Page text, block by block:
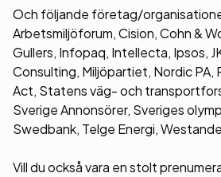
Och följande företag/
Arbetsmiljöforum, Cision, Cohn &
Gullers, Infopaq, Intellecta, Ipsos,
Consulting, Miljöpartiet, Nordic PA,
Act, Statens väg- och
Sverige Annonsörer, Sveriges
Swedbank, Telge Energi,
Vill du också vara en stolt